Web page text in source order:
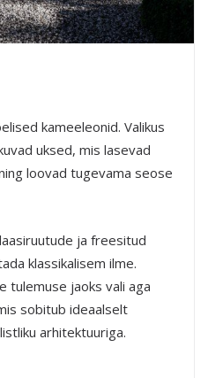
kameeleonid. Valikus
uksed, mis lasevad
loovad tugevama seose
ja freesitud
klassikalisem ilme.
tulemuse jaoks vali aga
sobitub ideaalselt
arhitektuuriga.